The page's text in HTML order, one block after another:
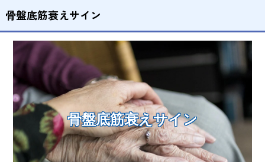
骨盤底筋衰えサイン
骨盤底筋衰えサイン